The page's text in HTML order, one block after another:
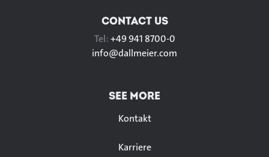
CONTACT US
Tel:+49 941 8700-0
info@dallmeier.com
SEE MORE
Kontakt
Karriere